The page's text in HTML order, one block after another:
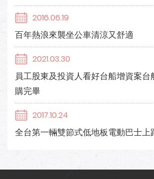
2016.06.19
百年熱浪來襲坐公車清涼又舒適
2021.03.30
員工股東及投資人看好台船增資案
購完畢
2017.10.24
全台第一輛雙節式低地板電動巴士上